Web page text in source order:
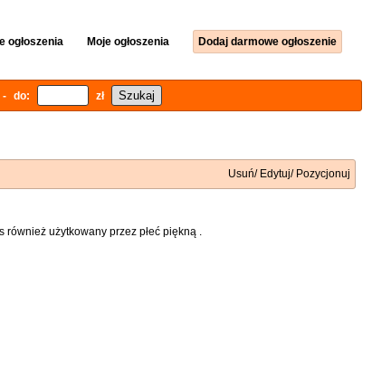
ogłoszenia Moje ogłoszenia Dodaj darmowe ogłoszenie
- do: zł
Usuń/ Edytuj/ Pozycjonuj
również użytkowany przez płeć piękną .